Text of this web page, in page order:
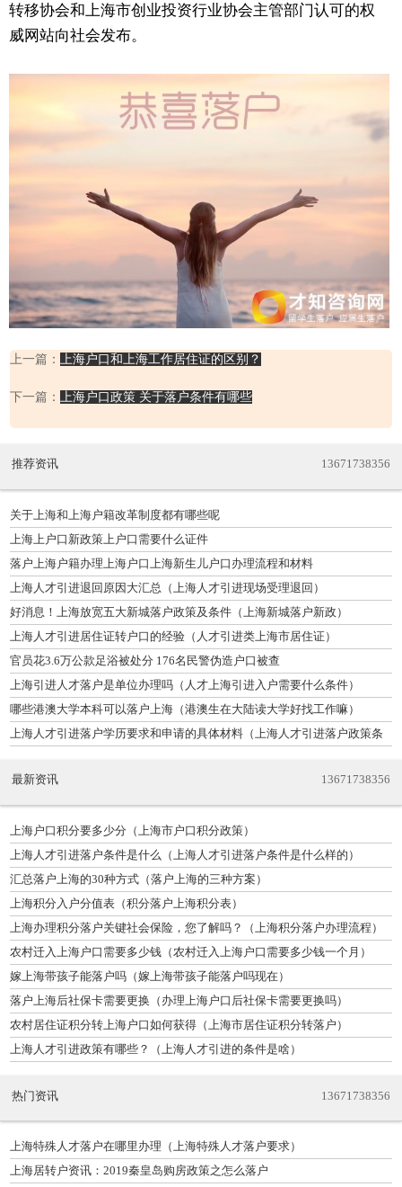
转移协会和上海市创业投资行业协会主管部门认可的权
威网站向社会发布。
上一篇： 上海户口和上海工作居住证的区别？
下一篇： 上海户口政策 关于落户条件有哪些
推荐资讯 13671738356
关于上海和上海户籍改革制度都有哪些呢
上海上户口新政策上户口需要什么证件
落户上海户籍办理上海户口上海新生儿户口办理流程和材料
上海人才引进退回原因大汇总（上海人才引进现场受理退回）
好消息！上海放宽五大新城落户政策及条件（上海新城落户新政）
上海人才引进居住证转户口的经验（人才引进类上海市居住证）
官员花3.6万公款足浴被处分 176名民警伪造户口被查
上海引进人才落户是单位办理吗（人才上海引进入户需要什么条件）
哪些港澳大学本科可以落户上海（港澳生在大陆读大学好找工作嘛）
上海人才引进落户学历要求和申请的具体材料（上海人才引进落户政策条
最新资讯 13671738356
上海户口积分要多少分（上海市户口积分政策）
上海人才引进落户条件是什么（上海人才引进落户条件是什么样的）
汇总落户上海的30种方式（落户上海的三种方案）
上海积分入户分值表（积分落户上海积分表）
上海办理积分落户关键社会保险，您了解吗？（上海积分落户办理流程）
农村迁入上海户口需要多少钱（农村迁入上海户口需要多少钱一个月）
嫁上海带孩子能落户吗（嫁上海带孩子能落户吗现在）
落户上海后社保卡需要更换（办理上海户口后社保卡需要更换吗）
农村居住证积分转上海户口如何获得（上海市居住证积分转落户）
上海人才引进政策有哪些？（上海人才引进的条件是啥）
热门资讯 13671738356
上海特殊人才落户在哪里办理（上海特殊人才落户要求）
上海居转户资讯：2019秦皇岛购房政策之怎么落户